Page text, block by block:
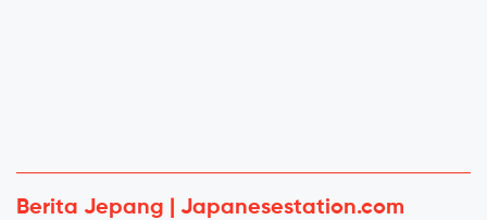
Berita Jepang | Japanesestation.com